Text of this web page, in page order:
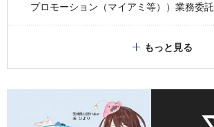
プロモーション（マイアミ等））業務委託
もっと見る